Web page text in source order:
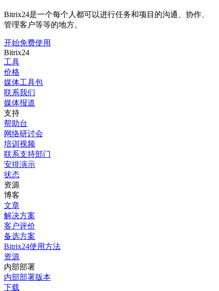
Bitrix24是一个每个人都可以进行任务和项目的沟通、协作、
管理客户等等的地方。
开始免费使用
Bitrix24
工具
价格
媒体工具包
联系我们
媒体报道
支持
帮助台
网络研讨会
培训视频
联系支持部门
安排演示
状态
资源
博客
文章
解决方案
客户评价
备选方案
Bitrix24使用方法
资源
内部部署
内部部署版本
下载